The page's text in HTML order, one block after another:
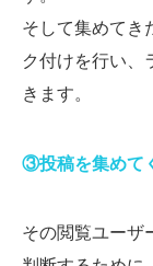
そして集めてき
ク付けを行い、
きます。
③投稿を集めて
その閲覧ユーザ